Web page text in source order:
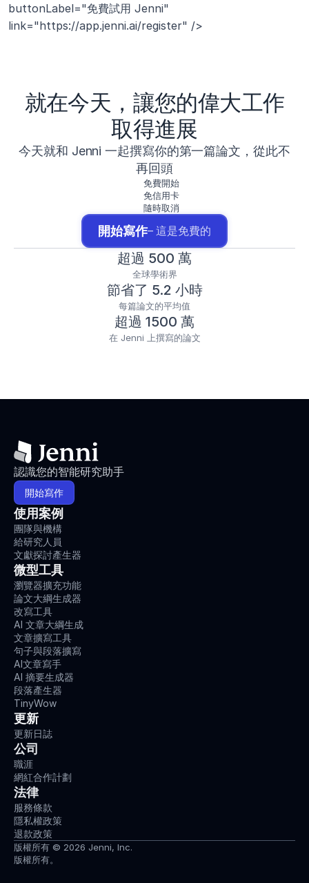
buttonLabel="免費試用 Jenni"
link="https://app.jenni.ai/register" />
就在今天，讓您的偉大工作
取得進展
今天就和 Jenni 一起撰寫你的第一篇論文，從此不
再回頭
免費開始
免信用卡
隨時取消
開始寫作– 這是免費的
超過 500 萬
全球學術界
節省了 5.2 小時
每篇論文的平均值
超過 1500 萬
在 Jenni 上撰寫的論文
認識您的智能研究助手
開始寫作
使用案例
團隊與機構
給研究人員
文獻探討產生器
微型工具
瀏覽器擴充功能
論文大綱生成器
改寫工具
AI 文章大綱生成
文章擴寫工具
句子與段落擴寫
AI文章寫手
AI 摘要生成器
段落產生器
TinyWow
更新
更新日誌
公司
職涯
網紅合作計劃
法律
服務條款
隱私權政策
退款政策
版權所有 © 2026 Jenni, Inc.
版權所有。